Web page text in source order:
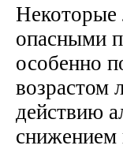
Некоторые
опасными
особенно
возрастом
действию
снижением